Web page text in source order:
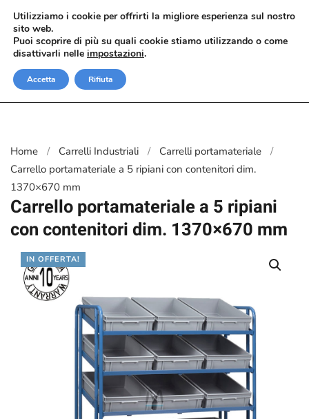
Passa al contenuto principale
Home Carrelli Industriali
Carrelli portamateriale
Carrello portamateriale a 5 ripiani con contenitori dim.
1370×670 mm
Carrello portamateriale a 5 ripiani
con contenitori dim. 1370×670 mm
IN OFFERTA!
Utilizziamo i cookie per offrirti la migliore esperienza sul nostro
sito web.
Puoi scoprire di più su quali cookie stiamo utilizzando o come
disattivarli nelle impostazioni.
Accetta Rifiuta